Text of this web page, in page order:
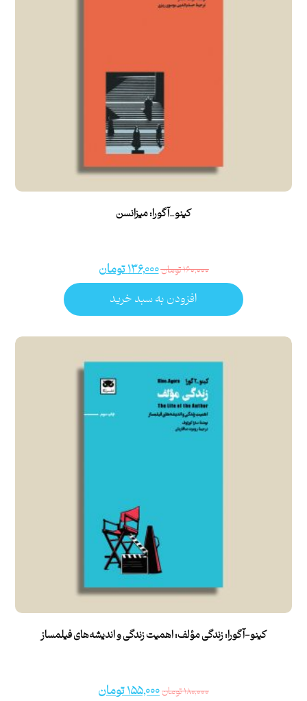
کینو_آگورا: میزانسن
۱۶۰,۰۰۰تومان۱۳۶,۰۰۰تومان
افزودن به سبد خرید
کینو-آگورا: زندگی مؤلف: اهمیت زندگی و اندیشه‌های فیلمساز
۱۸۰,۰۰۰تومان۱۵۵,۰۰۰تومان